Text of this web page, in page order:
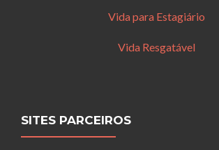
Vida para Estagiário
Vida Resgatável
SITES PARCEIROS